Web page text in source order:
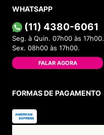
WHATSAPP
(11) 4380-6061
Seg. à Quin. 07h00 às 17h00.
Sex. 08h00 às 17h00.
FALAR AGORA
FORMAS DE PAGAMENTO